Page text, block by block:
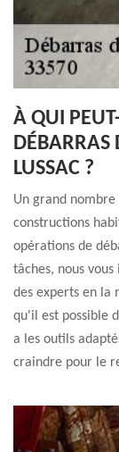
À QUI
DÉBARRAS
LUSSAC ?
Un grand
constructions
opérations de
tâches, nous
des experts en la
qu'il est possible
a les outils
craindre pour le